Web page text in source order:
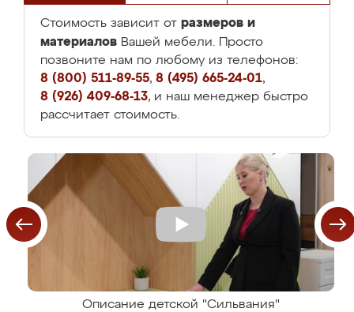
Стоимость зависит от размеров и
материалов Вашей мебели. Просто
позвоните нам по любому из телефонов:
8 (800) 511-89-55, 8 (495) 665-24-01,
8 (926) 409-68-13, и наш менеджер быстро
рассчитает стоимость.
Описание детской "Сильвания"